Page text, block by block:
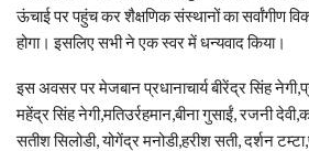
ऊंचाई पर पहुंच कर शैक्षणिक संस्थानों का सर्वांगीण
होगा। इसलिए सभी ने एक स्वर में धन्यवाद किया।
इस अवसर पर मेजबान प्रधानाचार्य बीरेंद्र सिंह
महेंद्र सिंह नेगी,मतिउर्रहमान,बीना गुसाईं, रजनी
सतीश सिलोडी, योगेंद्र मनोडी,हरीश सती, दर्शन